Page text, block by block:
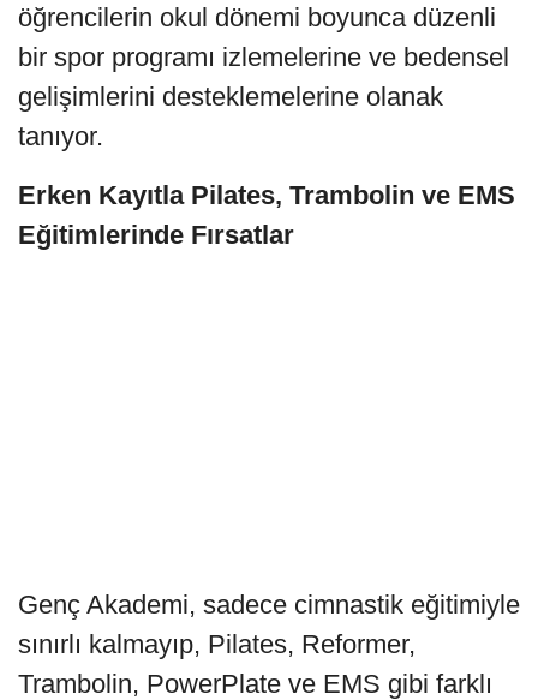
öğrencilerin okul dönemi boyunca düzenli
bir spor programı izlemelerine ve bedensel
gelişimlerini desteklemelerine olanak
tanıyor.
Erken Kayıtla Pilates, Trambolin ve EMS
Eğitimlerinde Fırsatlar
Genç Akademi, sadece cimnastik eğitimiyle
sınırlı kalmayıp, Pilates, Reformer,
Trambolin, PowerPlate ve EMS gibi farklı